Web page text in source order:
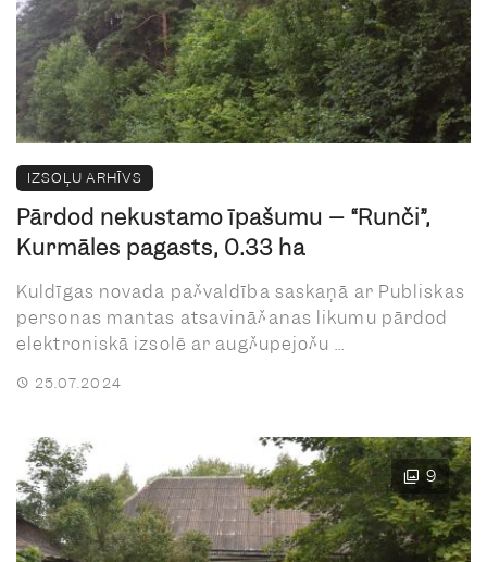
IZSOĻU ARHĪVS
Pārdod nekustamo īpašumu – “Runči”,
Kurmāles pagasts, 0.33 ha
Kuldīgas novada pašvaldība saskaņā ar Publiskas
personas mantas atsavināšanas likumu pārdod
elektroniskā izsolē ar augšupejošu ...
25.07.2024
9